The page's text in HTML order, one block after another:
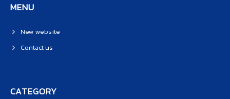
MENU
New website
Contact us
CATEGORY